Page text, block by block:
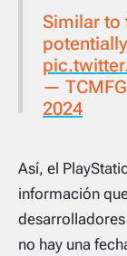
Similar to
—
2024
Así, el
información
no hay una